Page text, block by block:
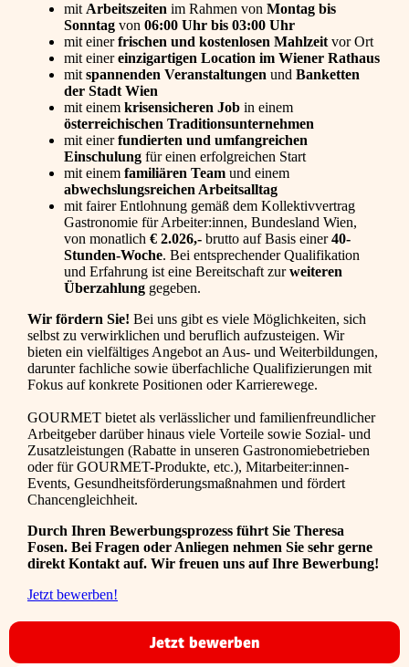
mit Arbeitszeiten im Rahmen von Montag bis
Sonntag von 06:00 Uhr bis 03:00 Uhr
mit einerfrischen und kostenlosen Mahlzeit vor Ort
mit einereinzigartigen Location im Wiener Rathaus
mit spannenden Veranstaltungen und Banketten
der Stadt Wien
mit einem krisensicheren Job in einem
österreichischen Traditionsunternehmen
mit einerfundierten und umfangreichen
Einschulung für einen erfolgreichen Start
mit einem familiären Team und einem
abwechslungsreichen Arbeitsalltag
mit fairer Entlohnung gemäß dem Kollektivvertrag
Gastronomie für Arbeiter:innen, Bundesland Wien,
von monatlich € 2.026,- brutto auf Basis einer40-
Stunden-Woche. Bei entsprechender Qualifikation
und Erfahrung ist eine Bereitschaft zurweiteren
Überzahlung gegeben.
Wir fördern Sie! Bei uns gibt es viele Möglichkeiten, sich
selbst zu verwirklichen und beruflich aufzusteigen. Wir
bieten ein vielfältiges Angebot an Aus- und Weiterbildungen,
darunter fachliche sowie überfachliche Qualifizierungen mit
Fokus auf konkrete Positionen oder Karrierewege.
GOURMET bietet als verlässlicher und familienfreundlicher
Arbeitgeber darüber hinaus viele Vorteile sowie Sozial- und
Zusatzleistungen (Rabatte in unseren Gastronomiebetrieben
oder für GOURMET-Produkte, etc.), Mitarbeiter:innen-
Events, Gesundheitsförderungsmaßnahmen und fördert
Chancengleichheit.
Durch Ihren Bewerbungsprozess führt Sie Theresa
Fosen. Bei Fragen oder Anliegen nehmen Sie sehr gerne
direkt Kontakt auf. Wir freuen uns auf Ihre Bewerbung!
Jetzt bewerben!
Jetzt bewerben